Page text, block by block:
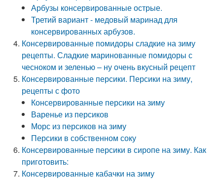
Арбузы консервированные острые.
Третий вариант - медовый маринад для
консервированных арбузов.
Консервированные помидоры сладкие на зиму
рецепты. Сладкие маринованные помидоры с
чесноком и зеленью – ну очень вкусный рецепт
Консервированные персики. Персики на зиму,
рецепты с фото
Консервированные персики на зиму
Варенье из персиков
Морс из персиков на зиму
Персики в собственном соку
Консервированные персики в сиропе на зиму. Как
приготовить:
Консервированные кабачки на зиму